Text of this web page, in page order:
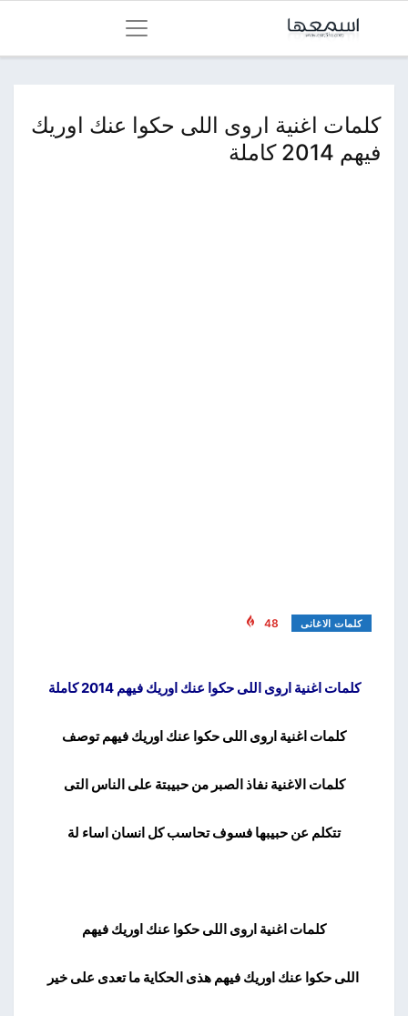
كلمات اغنية اروى اللى حكوا عنك اوريك
فيهم 2014 كاملة
كلمات الاغانى 48
كلمات اغنية اروى اللى حكوا عنك اوريك فيهم 2014 كاملة
كلمات اغنية اروى اللى حكوا عنك اوريك فيهم توصف
كلمات الاغنية نفاذ الصبر من حبيبتة على الناس التى
تتكلم عن حبيبها فسوف تحاسب كل انسان اساء لة
كلمات اغنية اروى اللى حكوا عنك اوريك فيهم
اللى حكوا عنك اوريك فيهم هذى الحكاية ما تعدى على خير